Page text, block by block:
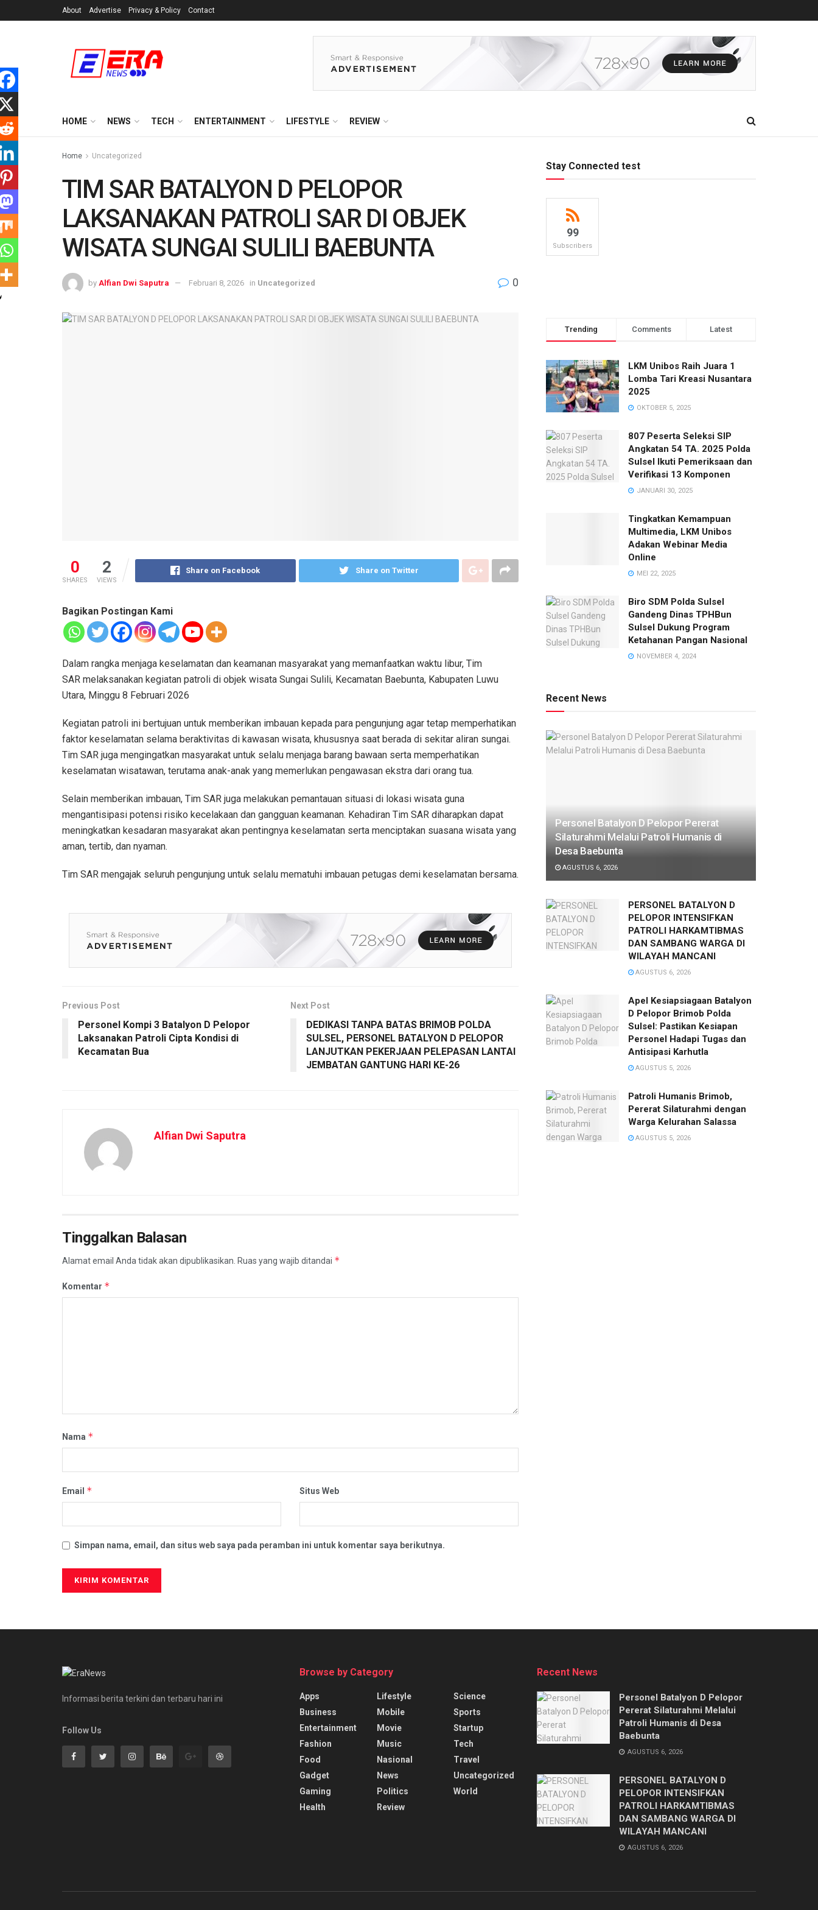
About Advertise Privacy & Policy Contact
HOME NEWS TECH ENTERTAINMENT LIFESTYLE REVIEW
Home Uncategorized
TIM SAR BATALYON D PELOPOR
LAKSANAKAN PATROLI SAR DI OBJEK
WISATA SUNGAI SULILI BAEBUNTA
by Alfian Dwi Saputra Februari 8, 2026 in Uncategorized 0
0
SHARES
2
VIEWS
Share on Facebook Share on Twitter
Bagikan Postingan Kami
Dalam rangka menjaga keselamatan dan keamanan masyarakat yang memanfaatkan waktu libur, Tim
SAR melaksanakan kegiatan patroli di objek wisata Sungai Sulili, Kecamatan Baebunta, Kabupaten Luwu
Utara, Minggu 8 Februari 2026
Kegiatan patroli ini bertujuan untuk memberikan imbauan kepada para pengunjung agar tetap memperhatikan
faktor keselamatan selama beraktivitas di kawasan wisata, khususnya saat berada di sekitar aliran sungai.
Tim SAR juga mengingatkan masyarakat untuk selalu menjaga barang bawaan serta memperhatikan
keselamatan wisatawan, terutama anak-anak yang memerlukan pengawasan ekstra dari orang tua.
Selain memberikan imbauan, Tim SAR juga melakukan pemantauan situasi di lokasi wisata guna
mengantisipasi potensi risiko kecelakaan dan gangguan keamanan. Kehadiran Tim SAR diharapkan dapat
meningkatkan kesadaran masyarakat akan pentingnya keselamatan serta menciptakan suasana wisata yang
aman, tertib, dan nyaman.
Tim SAR mengajak seluruh pengunjung untuk selalu mematuhi imbauan petugas demi keselamatan bersama.
Previous Post
Personel Kompi 3 Batalyon D Pelopor
Laksanakan Patroli Cipta Kondisi di
Kecamatan Bua
Next Post
DEDIKASI TANPA BATAS BRIMOB POLDA
SULSEL, PERSONEL BATALYON D PELOPOR
LANJUTKAN PEKERJAAN PELEPASAN LANTAI
JEMBATAN GANTUNG HARI KE-26
Alfian Dwi Saputra
Tinggalkan Balasan
Alamat email Anda tidak akan dipublikasikan. Ruas yang wajib ditandai *
Komentar *
Nama *
Email * Situs Web
Simpan nama, email, dan situs web saya pada peramban ini untuk komentar saya berikutnya.
Stay Connected test
99
Subscribers
Trending Comments Latest
LKM Unibos Raih Juara 1
Lomba Tari Kreasi Nusantara
2025
OKTOBER 5, 2025
807 Peserta Seleksi SIP
Angkatan 54 TA. 2025 Polda
Sulsel Ikuti Pemeriksaan dan
Verifikasi 13 Komponen
JANUARI 30, 2025
Tingkatkan Kemampuan
Multimedia, LKM Unibos
Adakan Webinar Media
Online
MEI 22, 2025
Biro SDM Polda Sulsel
Gandeng Dinas TPHBun
Sulsel Dukung Program
Ketahanan Pangan Nasional
NOVEMBER 4, 2024
Recent News
Personel Batalyon D Pelopor Pererat
Silaturahmi Melalui Patroli Humanis di
Desa Baebunta
AGUSTUS 6, 2026
PERSONEL BATALYON D
PELOPOR INTENSIFKAN
PATROLI HARKAMTIBMAS
DAN SAMBANG WARGA DI
WILAYAH MANCANI
AGUSTUS 6, 2026
Apel Kesiapsiagaan Batalyon
D Pelopor Brimob Polda
Sulsel: Pastikan Kesiapan
Personel Hadapi Tugas dan
Antisipasi Karhutla
AGUSTUS 5, 2026
Patroli Humanis Brimob,
Pererat Silaturahmi dengan
Warga Kelurahan Salassa
AGUSTUS 5, 2026
Informasi berita terkini dan terbaru hari ini
Follow Us
Browse by Category
Apps
Business
Entertainment
Fashion
Food
Gadget
Gaming
Health
Lifestyle
Mobile
Movie
Music
Nasional
News
Politics
Review
Science
Sports
Startup
Tech
Travel
Uncategorized
World
Recent News
Personel Batalyon D Pelopor
Pererat Silaturahmi Melalui
Patroli Humanis di Desa
Baebunta
AGUSTUS 6, 2026
PERSONEL BATALYON D
PELOPOR INTENSIFKAN
PATROLI HARKAMTIBMAS
DAN SAMBANG WARGA DI
WILAYAH MANCANI
AGUSTUS 6, 2026